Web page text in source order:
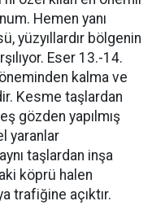
Hemen yanı
yüzyıllardır bölgenin
Eser 13.-14.
kalma ve
Kesme taşlardan
gözden yapılmış
yaranlar
taşlardan inşa
köprü halen
trafiğine açıktır.